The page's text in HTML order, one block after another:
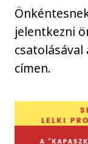
jelentkezni
csatolásával
címen.